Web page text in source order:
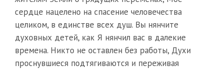
сердце нацелено на спасение человечества
целиком, в единстве всех душ. Вы нянчите
духовных детей, как Я нянчил вас в далекие
времена. Никто не оставлен без работы, Духи
проснувшиеся подтягиваются и переживая